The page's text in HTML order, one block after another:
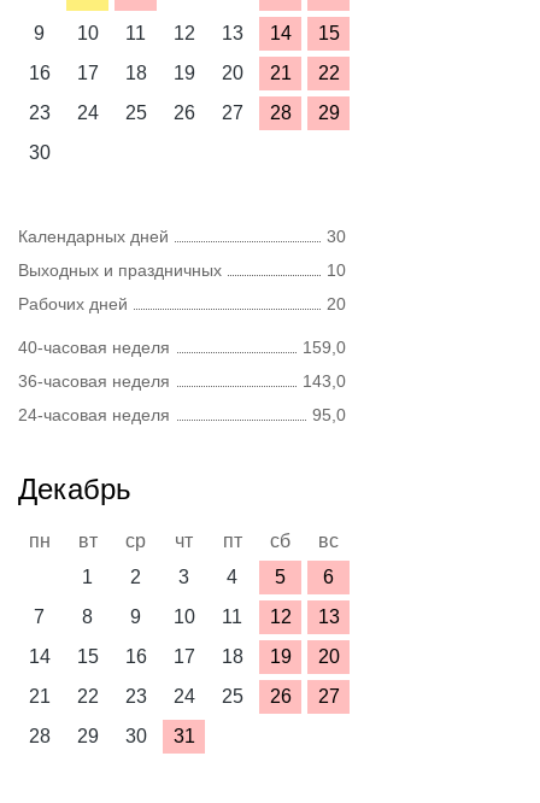
9
10 11 12 13 14
15
16
17 18 19 20 21
22
23
24 25 26 27 28
29
30
Календарных дней
30
Выходных и праздничных
10
Рабочих дней
20
40-часовая неделя
159,0
36-часовая неделя
143,0
24-часовая неделя
95,0
Декабрь
пн вт ср чт пт сб
вс
1
2 3 4 5
6
7
8 9 10 11 12
13
14
15 16 17 18 19
20
21
22 23 24 25 26
27
28
29 30 31